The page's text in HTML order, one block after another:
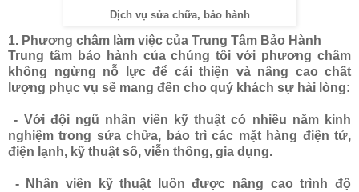
Dịch vụ sửa chữa, bảo hành
1. Phương châm làm việc của Trung Tâm Bảo Hành
Trung tâm bảo hành của chúng tôi với phương châm
không ngừng nỗ lực để cải thiện và nâng cao chất
lượng phục vụ sẽ mang đến cho quý khách sự hài lòng:
- Với đội ngũ nhân viên kỹ thuật có nhiều năm kinh
nghiệm trong sửa chữa, bảo trì các mặt hàng điện tử,
điện lạnh, kỹ thuật số, viễn thông, gia dụng.
- Nhân viên kỹ thuật luôn được nâng cao trình độ